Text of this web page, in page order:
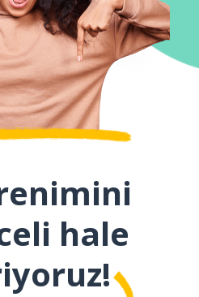
hale